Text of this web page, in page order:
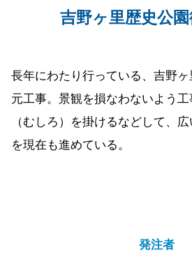
吉野ヶ里歴史公
長年にわたり行っている、吉野
元工事。景観を損なわないよう
（むしろ）を掛けるなどして、
を現在も進めている。
発注者